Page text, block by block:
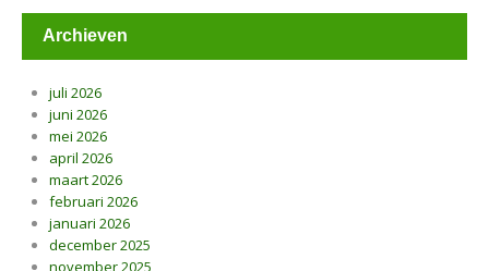
Archieven
juli 2026
juni 2026
mei 2026
april 2026
maart 2026
februari 2026
januari 2026
december 2025
november 2025